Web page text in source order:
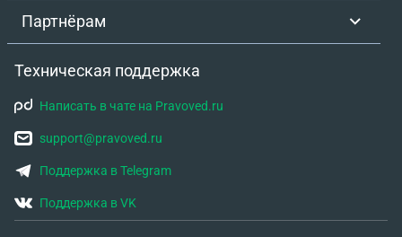
Партнёрам
Техническая поддержка
Написать в чате на Pravoved.ru
support@pravoved.ru
Поддержка в Telegram
Поддержка в VK